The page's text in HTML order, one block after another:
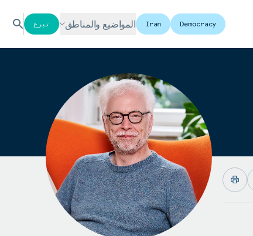
Democracy
Iran المواضيع والمناطق تبرع